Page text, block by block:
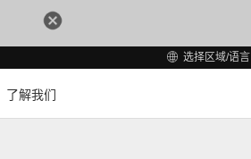
选择区域/语言
了解我们